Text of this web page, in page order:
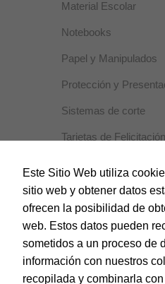
Material Escolar
Notebooks
Papel y Manipulados
Protección y
Sistemas de corte
Tarjetas de Felicitación
© Dohe -
28970 •
Este Sitio Web utiliza
sitio web y obtener datos
ofrecen la posibilidad de
web. Estos datos pueden
sometidos a un proceso de
información con nuestros
recopilada y combinarla